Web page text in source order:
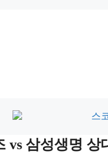
삼성생명 상